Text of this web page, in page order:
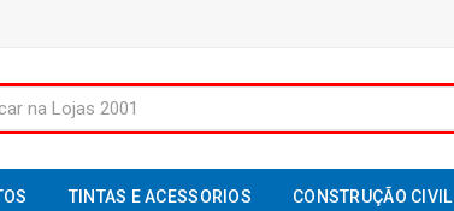
TINTAS E ACESSORIOS CONSTRUÇÃO CIVIL